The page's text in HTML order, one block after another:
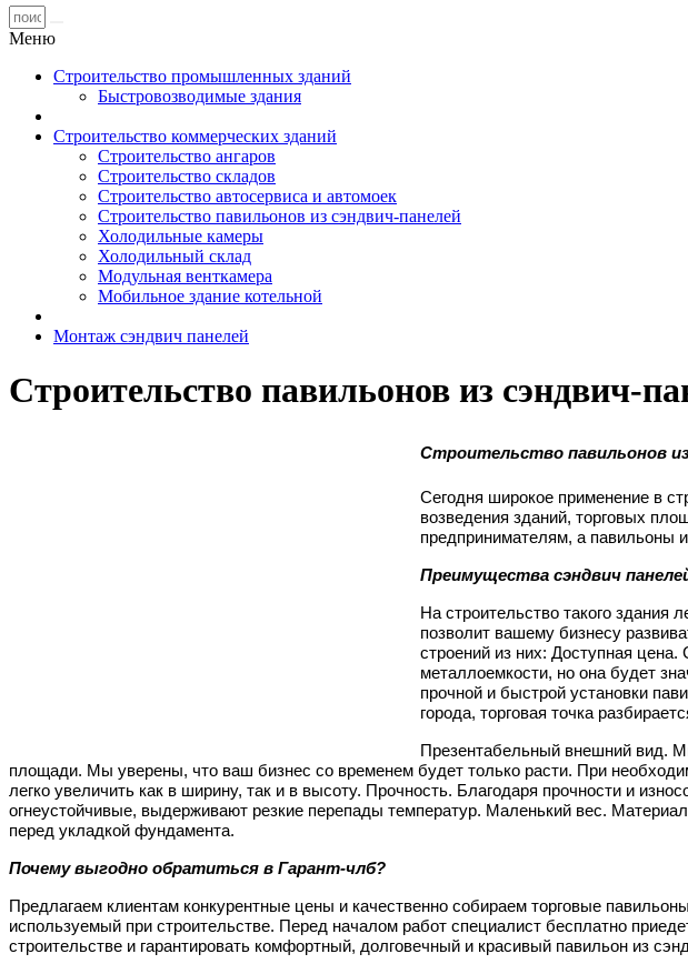
Меню
Строительство промышленных зданий
Быстровозводимые здания
Строительство коммерческих зданий
Строительство ангаров
Строительство складов
Строительство автосервиса и автомоек
Строительство павильонов из сэндвич-панелей
Холодильные камеры
Холодильный склад
Модульная венткамера
Мобильное здание котельной
Монтаж сэндвич панелей
Строительство павильонов из сэндвич-
Строительство павильонов
Сегодня широкое применение в
возведения зданий, торговых
предпринимателям, а павильоны
Преимущества сэндвич
На строительство такого здания
позволит вашему бизнесу
строений из них: Доступная цена.
металлоемкости, но она будет
прочной и быстрой установки
города, торговая точка
Презентабельный внешний вид.
площади. Мы уверены, что ваш бизнес со временем будет только расти. При
легко увеличить как в ширину, так и в высоту. Прочность. Благодаря прочности и
огнеустойчивые, выдерживают резкие перепады температур. Маленький вес.
перед укладкой фундамента.
Почему выгодно обратиться в Гарант-члб?
Предлагаем клиентам конкурентные цены и качественно собираем торговые
используемый при строительстве. Перед началом работ специалист бесплатно
строительстве и гарантировать комфортный, долговечный и красивый павильон из